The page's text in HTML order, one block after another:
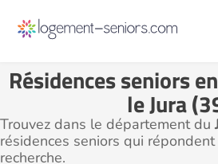
Résidences seniors
le Jura
Trouvez dans le département du
résidences seniors qui
recherche.